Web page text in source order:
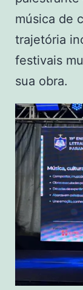
música de
trajetória
festivais
sua obra.